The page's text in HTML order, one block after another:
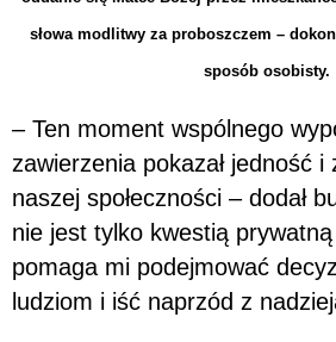
słowa modlitwy za proboszczem –
sposób osobisty.
– Ten moment wspólnego
zawierzenia pokazał jedność i
naszej społeczności – dodał
nie jest tylko kwestią
pomaga mi podejmować
ludziom i iść naprzód z